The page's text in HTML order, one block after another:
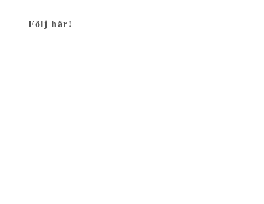
Följ här!